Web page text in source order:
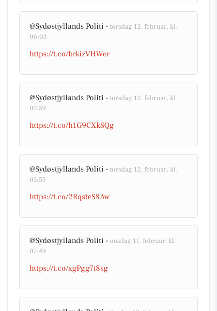
@Sydøstjyllands Politi - torsdag 12. februar, kl.
06:03
https://t.co/brkizVHWer
@Sydøstjyllands Politi - torsdag 12. februar, kl.
05:59
https://t.co/h1G9CXkSQg
@Sydøstjyllands Politi - torsdag 12. februar, kl.
05:55
https://t.co/2RqsteS8Aw
@Sydøstjyllands Politi - onsdag 11. februar, kl.
07:49
https://t.co/xgPgg7t8sg